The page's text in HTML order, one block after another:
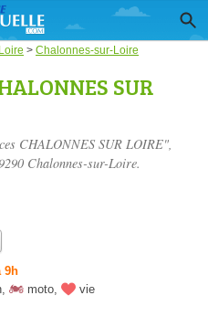
> Chalonnes-sur-Loire
SUR
CHALONNES SUR LOIRE",
Chalonnes-sur-Loire.
9h
, moto, vie